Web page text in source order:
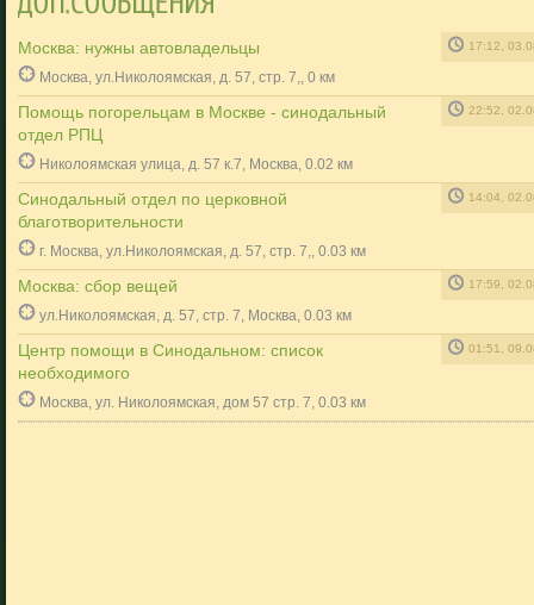
Москва: нужны автовладельцы 17:12,
Москва, ул.Николоямская, д. 57, стр. 7,, 0 км
Помощь погорельцам в Москве - синодальный
отдел РПЦ
22:52,
Николоямская улица, д. 57 к.7, Москва, 0.02 км
Cинодальный отдел по церковной
благотворительности
14:04,
г. Москва, ул.Николоямская, д. 57, стр. 7,, 0.03 км
Москва: сбор вещей 17:59,
ул.Николоямская, д. 57, стр. 7, Москва, 0.03 км
Центр помощи в Синодальном: список
необходимого
01:51,
Москва, ул. Николоямская, дом 57 стр. 7, 0.03 км